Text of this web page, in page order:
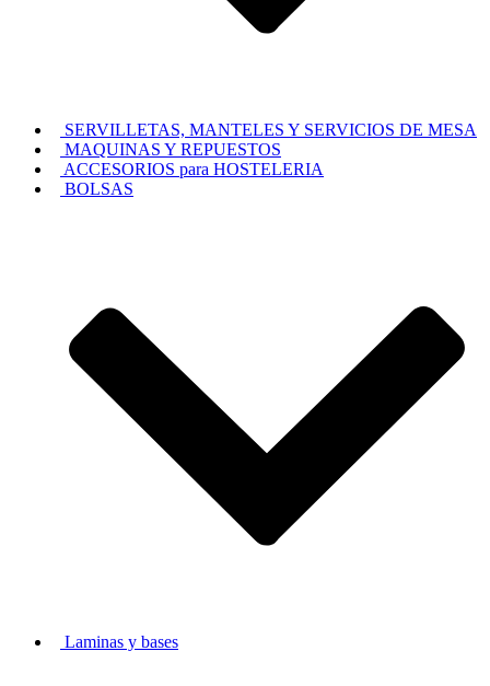
SERVILLETAS, MANTELES Y SERVICIOS DE MESA
MAQUINAS Y REPUESTOS
ACCESORIOS para HOSTELERIA
BOLSAS
Laminas y bases